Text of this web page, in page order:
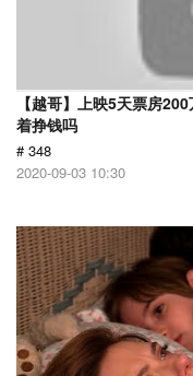
【越哥】上映5天票房
着挣钱吗
# 348
2020-09-03 10:30